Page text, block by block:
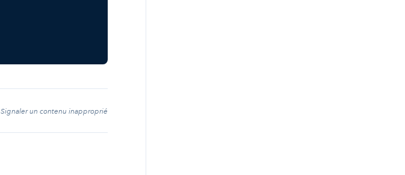
Signaler un contenu inapproprié